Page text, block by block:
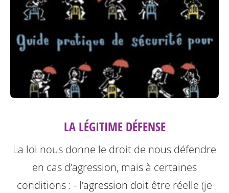
LA LÉGITIME DÉFENSE
La loi nous donne le droit de nous défendre
en cas d’agression, mais à certaines
conditions : - l’agression doit être réelle (je